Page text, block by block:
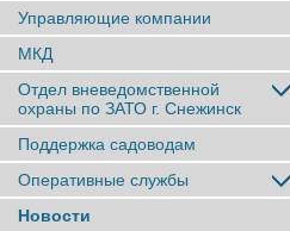
Управляющие компании
МКД
Отдел вневедомственной
охраны по ЗАТО г. Снежинск
Поддержка садоводам
Оперативные службы
Новости